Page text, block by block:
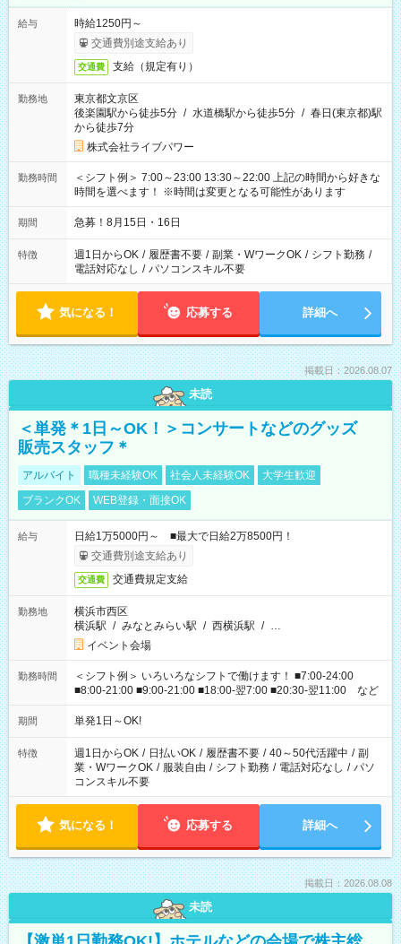
給与
時給1250円～
交通費別途支給あり
交通費 支給（規定有り）
勤務地
東京都文京区
後楽園駅から徒歩5分 / 水道橋駅から徒歩5分 / 春日(東京都)駅
から徒歩7分
株式会社ライブパワー
勤務時間
＜シフト例＞ 7:00～23:00 13:30～22:00 上記の時間から好きな
時間を選べます！ ※時間は変更となる可能性があります
期間 急募！8月15日・16日
特徴 週1日からOK / 履歴書不要 / 副業・WワークOK / シフト勤務 /
電話対応なし / パソコンスキル不要
気になる！ 応募する 詳細へ
掲載日：2026.08.07
未読
＜単発＊1日～OK！＞コンサートなどのグッズ
販売スタッフ＊
アルバイト 職種未経験OK 社会人未経験OK
大学生歓迎
ブランクOK
WEB登録・面接OK
給与
日給1万5000円～ ■最大で日給2万8500円！
交通費別途支給あり
交通費 交通費規定支給
勤務地
横浜市西区
横浜駅 / みなとみらい駅 / 西横浜駅 / …
イベント会場
勤務時間
＜シフト例＞ いろいろなシフトで働けます！ ■7:00-24:00
■8:00-21:00 ■9:00-21:00 ■18:00-翌7:00 ■20:30-翌11:00 など
期間 単発1日～OK!
特徴 週1日からOK / 日払いOK / 履歴書不要 / 40～50代活躍中 / 副
業・WワークOK / 服装自由 / シフト勤務 / 電話対応なし / パソ
コンスキル不要
気になる！ 応募する 詳細へ
掲載日：2026.08.08
未読